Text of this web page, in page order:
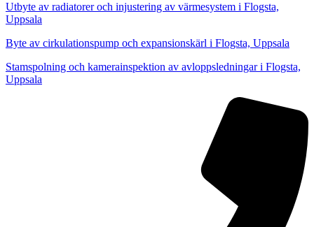
Utbyte av radiatorer och injustering av värmesystem i Flogsta,
Uppsala
Byte av cirkulationspump och expansionskärl i Flogsta, Uppsala
Stamspolning och kamerainspektion av avloppsledningar i Flogsta,
Uppsala